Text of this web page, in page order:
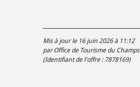
Mis à jour le 16 juin 2026 à 11:12
par Office de Tourisme du
(Identifiant de l'offre : 7878169)